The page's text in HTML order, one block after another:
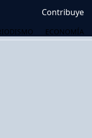
Contribuye
ECONOMÍA